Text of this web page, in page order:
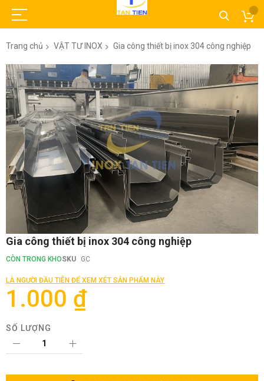
Trang chủ VẬT TƯ INOX Gia công thiết bị inox 304 công nghiệp
Chuyển
đến
phần
đầu
của
thư
viện
Chuyển
phần
của
thư
hình
Gia công thiết bị inox 304 công nghiệp
CÒN TRONG KHOSKU GC
LÀ NGƯỜI ĐẦU TIÊN ĐỂ XEM XÉT SẢN PHẨM NÀY
1.000 ₫
SỐ LƯỢNG